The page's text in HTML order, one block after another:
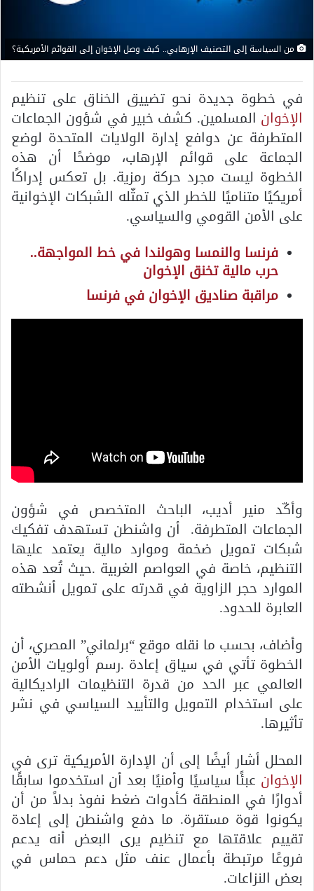
من السياسة إلى التصنيف الإرهابي.. كيف وصل الإخوان إلى القوائم الأمريكية؟
في خطوة جديدة نحو تضييق الخناق على تنظيم
الإخوان المسلمين. كشف خبير في شؤون الجماعات
المتطرفة عن دوافع إدارة الولايات المتحدة لوضع
الجماعة على قوائم الإرهاب، موضحًا أن هذه
الخطوة ليست مجرد حركة رمزية. بل تعكس إدراكًا
أمريكيًا متناميًا للخطر الذي تمثّله الشبكات الإخوانية
على الأمن القومي والسياسي.
فرنسا والنمسا وهولندا في خط المواجهة..
حرب مالية تخنق الإخوان
مراقبة صناديق الإخوان في فرنسا
وأكّد منير أديب، الباحث المتخصص في شؤون
الجماعات المتطرفة. أن واشنطن تستهدف تفكيك
شبكات تمويل ضخمة وموارد مالية يعتمد عليها
التنظيم، خاصة في العواصم الغربية .حيث تُعد هذه
الموارد حجر الزاوية في قدرته على تمويل أنشطته
العابرة للحدود.
وأضاف، بحسب ما نقله موقع “برلماني” المصري، أن
الخطوة تأتي في سياق إعادة .رسم أولويات الأمن
العالمي عبر الحد من قدرة التنظيمات الراديكالية
على استخدام التمويل والتأييد السياسي في نشر
تأثيرها.
المحلل أشار أيضًا إلى أن الإدارة الأمريكية ترى في
الإخوان عبئًا سياسيًا وأمنيًا بعد أن استخدموا سابقًا
أدوارًا في المنطقة كأدوات ضغط نفوذ بدلاً من أن
يكونوا قوة مستقرة. ما دفع واشنطن إلى إعادة
تقييم علاقتها مع تنظيم يرى البعض أنه يدعم
فروعًا مرتبطة بأعمال عنف مثل دعم حماس في
بعض النزاعات.